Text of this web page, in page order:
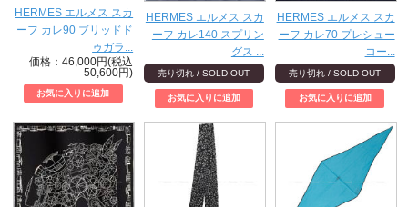
HERMES エルメス スカ
ーフ カレ90 ブリッドド
ゥガラ...
価格：46,000円(税込
50,600円)
HERMES エルメス スカ
ーフ カレ140 スプリン
グス ...
売り切れ / SOLD OUT
HERMES エルメス スカ
ーフ カレ70 プレシュー
コー...
売り切れ / SOLD OUT